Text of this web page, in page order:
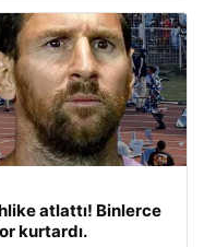
atlattı! Binlerce
kurtardı.